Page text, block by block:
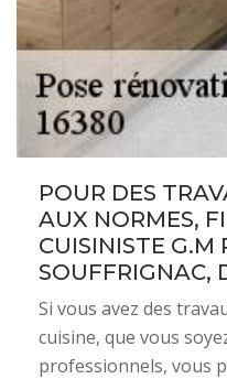
POUR DES
AUX NORMES,
CUISINISTE G.M
SOUFFRIGNAC,
Si vous avez des
cuisine, que vous
professionnels, vous